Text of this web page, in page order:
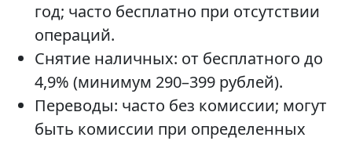
год; часто бесплатно при отсутствии
операций.
Снятие наличных: от бесплатного до
4,9% (минимум 290–399 рублей).
Переводы: часто без комиссии; могут
быть комиссии при определенных